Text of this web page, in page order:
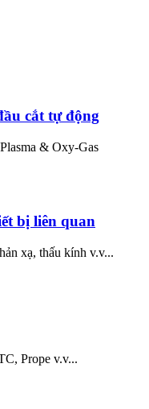
cắt tự động
& Oxy-Gas
bị liên quan
xạ, thấu kính v.v...
Prope v.v...